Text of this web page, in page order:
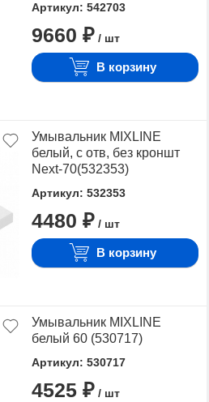
Артикул: 542703
9660 ₽ / шт
В корзину
Умывальник MIXLINE
белый, с отв, без кроншт
Next-70(532353)
Артикул: 532353
4480 ₽ / шт
В корзину
Умывальник MIXLINE
белый 60 (530717)
Артикул: 530717
4525 ₽ / шт